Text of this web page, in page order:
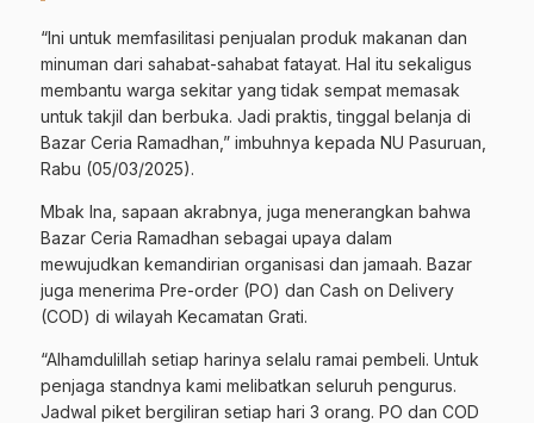
“Ini untuk memfasilitasi penjualan produk makanan dan
minuman dari sahabat-sahabat fatayat. Hal itu sekaligus
membantu warga sekitar yang tidak sempat memasak
untuk takjil dan berbuka. Jadi praktis, tinggal belanja di
Bazar Ceria Ramadhan,” imbuhnya kepada NU Pasuruan,
Rabu (05/03/2025).
Mbak Ina, sapaan akrabnya, juga menerangkan bahwa
Bazar Ceria Ramadhan sebagai upaya dalam
mewujudkan kemandirian organisasi dan jamaah. Bazar
juga menerima Pre-order (PO) dan Cash on Delivery
(COD) di wilayah Kecamatan Grati.
“Alhamdulillah setiap harinya selalu ramai pembeli. Untuk
penjaga standnya kami melibatkan seluruh pengurus.
Jadwal piket bergiliran setiap hari 3 orang. PO dan COD